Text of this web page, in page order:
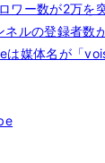
ー数が2万を突
ルの登録者数
媒体名が「